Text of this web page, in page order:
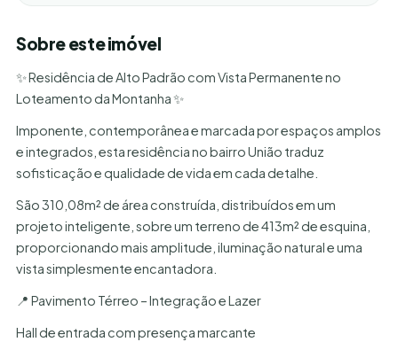
Sobre este imóvel
✨ Residência de Alto Padrão com Vista Permanente no
Loteamento da Montanha ✨
Imponente, contemporânea e marcada por espaços amplos
e integrados, esta residência no bairro União traduz
sofisticação e qualidade de vida em cada detalhe.
São 310,08m² de área construída, distribuídos em um
projeto inteligente, sobre um terreno de 413m² de esquina,
proporcionando mais amplitude, iluminação natural e uma
vista simplesmente encantadora.
📍 Pavimento Térreo – Integração e Lazer
Hall de entrada com presença marcante